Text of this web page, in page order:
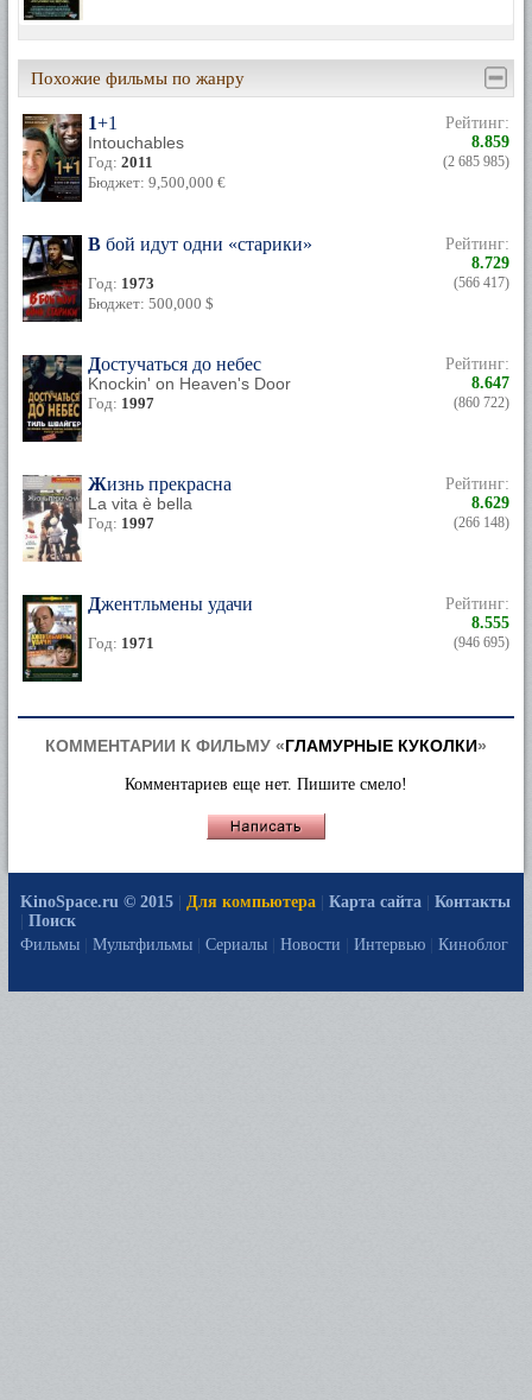
Похожие фильмы по жанру
1+1
Intouchables
Год: 2011
Бюджет: 9,500,000 €
Рейтинг:
8.859
(2 685 985)
В бой идут одни «старики»
Год: 1973
Бюджет: 500,000 $
Рейтинг:
8.729
(566 417)
Достучаться до небес
Knockin' on Heaven's Door
Год: 1997
Рейтинг:
8.647
(860 722)
Жизнь прекрасна
La vita è bella
Год: 1997
Рейтинг:
8.629
(266 148)
Джентльмены удачи
Год: 1971
Рейтинг:
8.555
(946 695)
КОММЕНТАРИИ К ФИЛЬМУ «ГЛАМУРНЫЕ КУКОЛКИ»
Комментариев еще нет. Пишите смело!
KinoSpace.ru © 2015 Для компьютера Карта сайта
Контакты
Поиск
Фильмы
Мультфильмы Сериалы Новости Интервью Киноблог